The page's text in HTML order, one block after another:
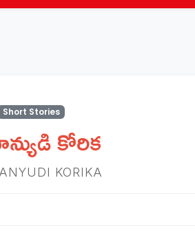
Short Stories
కోరిక
KORIKA